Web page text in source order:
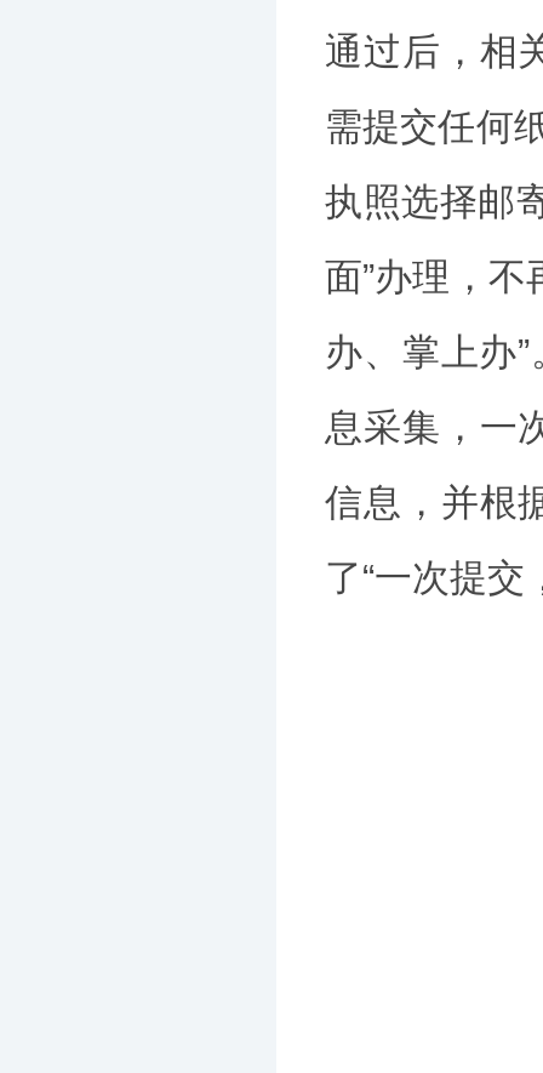
通过后，相
需提交任何
执照选择邮
面”办理，
办、掌上办
息采集，一
信息，并根
了“一次提